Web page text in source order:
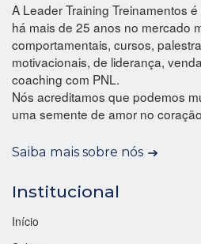
A Leader Training Treinamentos
há mais de 25 anos no mercado
comportamentais, cursos,
motivacionais, de liderança,
coaching com PNL.
Nós acreditamos que podemos
uma semente de amor no
Saiba mais sobre nós
Institucional
Início